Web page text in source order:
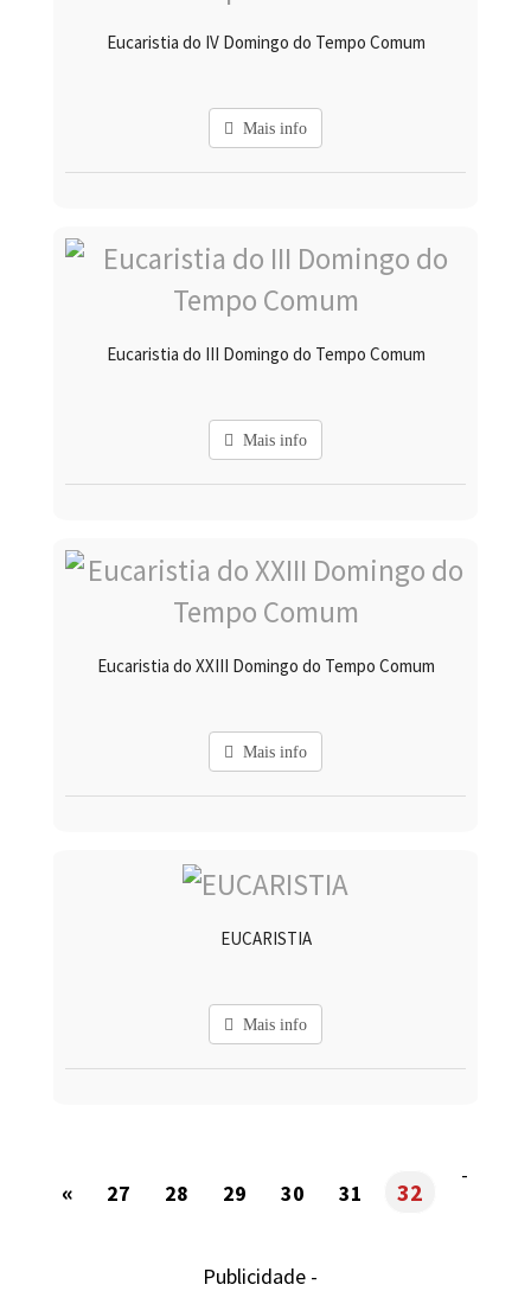
Eucaristia do IV Domingo do Tempo Comum
Mais info
Eucaristia do III Domingo do Tempo Comum
Mais info
Eucaristia do XXIII Domingo do Tempo Comum
Mais info
EUCARISTIA
Mais info
« 27 28 29 30 31 32
-
Publicidade -